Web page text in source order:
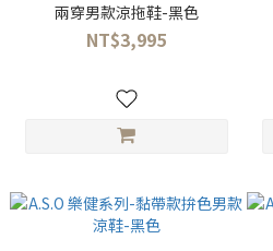
兩穿男款涼拖鞋-黑色
NT$3,995